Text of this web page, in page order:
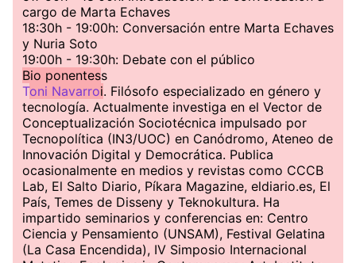
cargo de Marta Echaves
18:30h - 19:00h: Conversación entre Marta Echaves
y Nuria Soto
19:00h - 19:30h: Debate con el público
Bio ponentess
Toni Navarroi. Filósofo especializado en género y
tecnología. Actualmente investiga en el Vector de
Conceptualización Sociotécnica impulsado por
Tecnopolítica (IN3/UOC) en Canódromo, Ateneo de
Innovación Digital y Democrática. Publica
ocasionalmente en medios y revistas como CCCB
Lab, El Salto Diario, Píkara Magazine, eldiario.es, El
País, Temes de Disseny y Teknokultura. Ha
impartido seminarios y conferencias en: Centro
Ciencia y Pensamiento (UNSAM), Festival Gelatina
(La Casa Encendida), IV Simposio Internacional